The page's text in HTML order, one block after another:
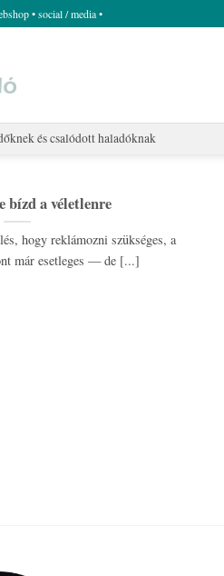
• social / media •
és csalódott haladóknak
bízd a véletlenre
hogy reklámozni szükséges, a
már esetleges — de [...]